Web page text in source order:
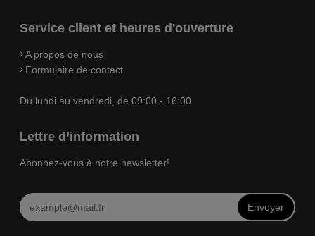
Service client et heures d'ouverture
A propos de nous
Formulaire de contact
Du lundi au vendredi, de 09:00 - 16:00
Lettre d’information
Abonnez-vous à notre newsletter!
Envoyer